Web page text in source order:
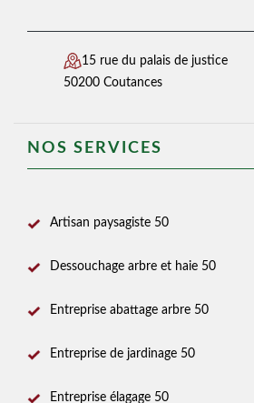
15 rue du palais de justice
50200 Coutances
NOS SERVICES
Artisan paysagiste 50
Dessouchage arbre et haie 50
Entreprise abattage arbre 50
Entreprise de jardinage 50
Entreprise élagage 50